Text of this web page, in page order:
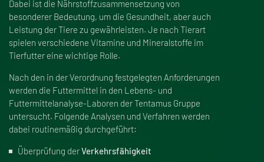
Dabei ist die Nährstoffzusammensetzung von
besonderer Bedeutung, um die Gesundheit, aber auch
Leistung der Tiere zu gewährleisten. Je nach Tierart
spielen verschiedene Vitamine und Mineralstoffe im
Tierfutter eine wichtige Rolle.
Nach den in der Verordnung festgelegten Anforderungen
werden die Futtermittel in den Lebens- und
Futtermittelanalyse-Laboren der Tentamus Gruppe
untersucht. Folgende Analysen und Verfahren werden
dabei routinemäßig durchgeführt:
Überprüfung derVerkehrsfähigkeit